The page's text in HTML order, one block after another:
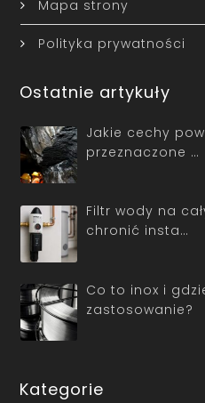
Mapa strony
Polityka prywatności
Ostatnie artykuły
Jakie cechy
przeznaczone …
Filtr wody na
chronić insta…
Co to inox i
zastosowanie?
Kategorie